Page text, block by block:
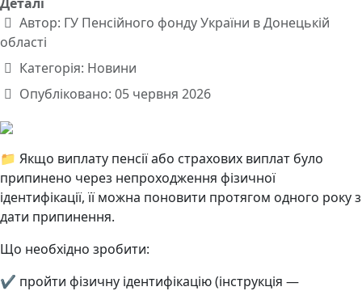
Автор: ГУ Пенсійного фонду України в Донецькій
області
Категорія: Новини
Опубліковано: 05 червня 2026
📁 Якщо виплату пенсії або страхових виплат було
припинено через непроходження фізичної
ідентифікації, її можна поновити протягом одного року з
дати припинення.
Що необхідно зробити:
✔️ пройти фізичну ідентифікацію (інструкція —